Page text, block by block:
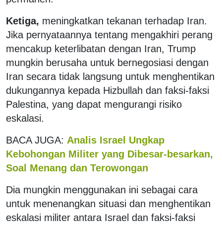
Ketiga, meningkatkan tekanan terhadap Iran.
Jika pernyataannya tentang mengakhiri perang
mencakup keterlibatan dengan Iran, Trump
mungkin berusaha untuk bernegosiasi dengan
Iran secara tidak langsung untuk menghentikan
dukungannya kepada Hizbullah dan faksi-faksi
Palestina, yang dapat mengurangi risiko
eskalasi.
BACA JUGA: Analis Israel Ungkap
Kebohongan Militer yang Dibesar-besarkan,
Soal Menang dan Terowongan
Dia mungkin menggunakan ini sebagai cara
untuk menenangkan situasi dan menghentikan
eskalasi militer antara Israel dan faksi-faksi